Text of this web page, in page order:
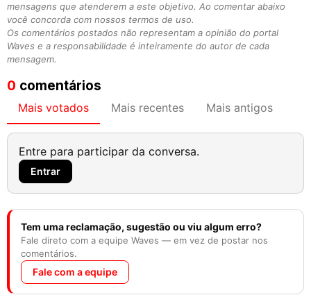
mensagens que atenderem a este objetivo. Ao comentar abaixo
você concorda com nossos termos de uso.
Os comentários postados não representam a opinião do portal
Waves e a responsabilidade é inteiramente do autor de cada
mensagem.
0 comentários
Mais votados Mais recentes Mais antigos
Entre para participar da conversa.
Entrar
Tem uma reclamação, sugestão ou viu algum erro?
Fale direto com a equipe Waves — em vez de postar nos
comentários.
Fale com a equipe